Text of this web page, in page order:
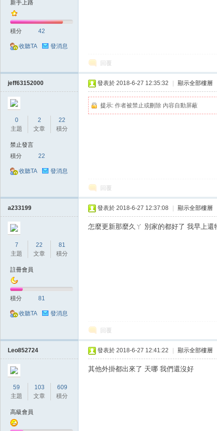
新手上路
積分 42
收聽TA 發消息
回覆
jeff63152000
0
主題
2
文章
22
積分
禁止發言
積分
22
收聽TA 發消息
發表於 2018-6-27 12:35:32 顯示全部樓層
提示: 作者被禁止或刪除 內容自動屏蔽
回覆
a233199
7
主題
22
文章
81
積分
註冊會員
積分 81
收聽TA 發消息
發表於 2018-6-27 12:37:08 顯示全部樓層
怎麼更新那麼久ㄚ 別家的都好了 我早上還
回覆
Leo852724
59
主題
103
文章
609
積分
高級會員
發表於 2018-6-27 12:41:22 顯示全部樓層
其他外掛都出來了 天哪 我們還沒好